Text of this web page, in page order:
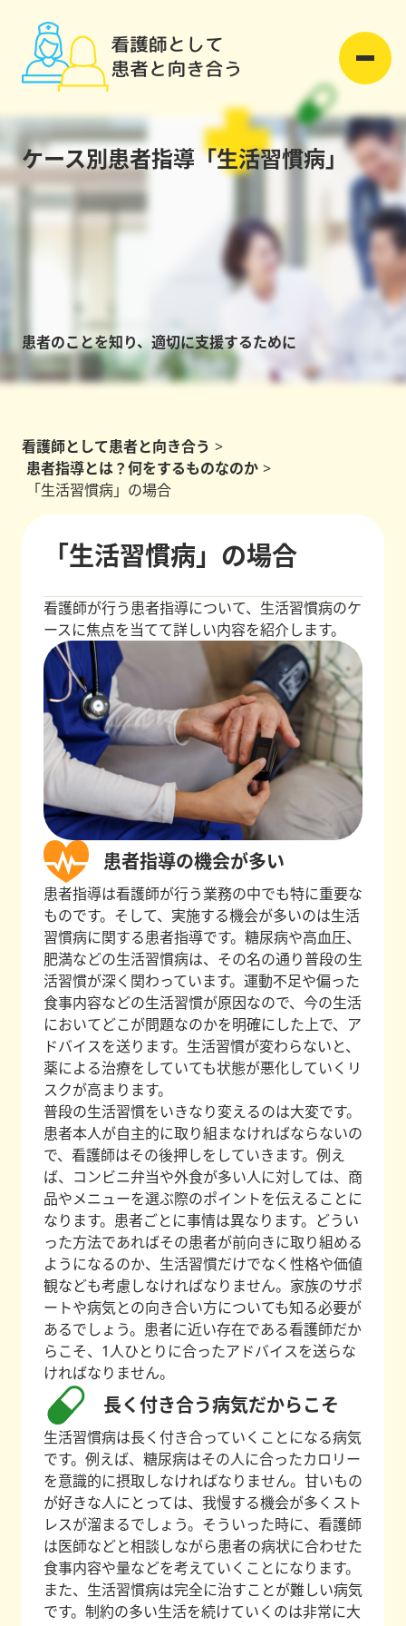
ケース別患者指導「生活習慣病」
患者のことを知り、適切に支援するために
看護師として患者と向き合う >
患者指導とは？何をするものなのか >
「生活習慣病」の場合
「生活習慣病」の場合
看護師が行う患者指導について、生活習慣病のケ
ースに焦点を当てて詳しい内容を紹介します。
患者指導の機会が多い
患者指導は看護師が行う業務の中でも特に重要な
ものです。そして、実施する機会が多いのは生活
習慣病に関する患者指導です。糖尿病や高血圧、
肥満などの生活習慣病は、その名の通り普段の生
活習慣が深く関わっています。運動不足や偏った
食事内容などの生活習慣が原因なので、今の生活
においてどこが問題なのかを明確にした上で、ア
ドバイスを送ります。生活習慣が変わらないと、
薬による治療をしていても状態が悪化していくリ
スクが高まります。
普段の生活習慣をいきなり変えるのは大変です。
患者本人が自主的に取り組まなければならないの
で、看護師はその後押しをしていきます。例え
ば、コンビニ弁当や外食が多い人に対しては、商
品やメニューを選ぶ際のポイントを伝えることに
なります。患者ごとに事情は異なります。どうい
った方法であればその患者が前向きに取り組める
ようになるのか、生活習慣だけでなく性格や価値
観なども考慮しなければなりません。家族のサポ
ートや病気との向き合い方についても知る必要が
あるでしょう。患者に近い存在である看護師だか
らこそ、1人ひとりに合ったアドバイスを送らな
ければなりません。
長く付き合う病気だからこそ
生活習慣病は長く付き合っていくことになる病気
です。例えば、糖尿病はその人に合ったカロリー
を意識的に摂取しなければなりません。甘いもの
が好きな人にとっては、我慢する機会が多くスト
レスが溜まるでしょう。そういった時に、看護師
は医師などと相談しながら患者の病状に合わせた
食事内容や量などを考えていくことになります。
また、生活習慣病は完全に治すことが難しい病気
です。制約の多い生活を続けていくのは非常に大